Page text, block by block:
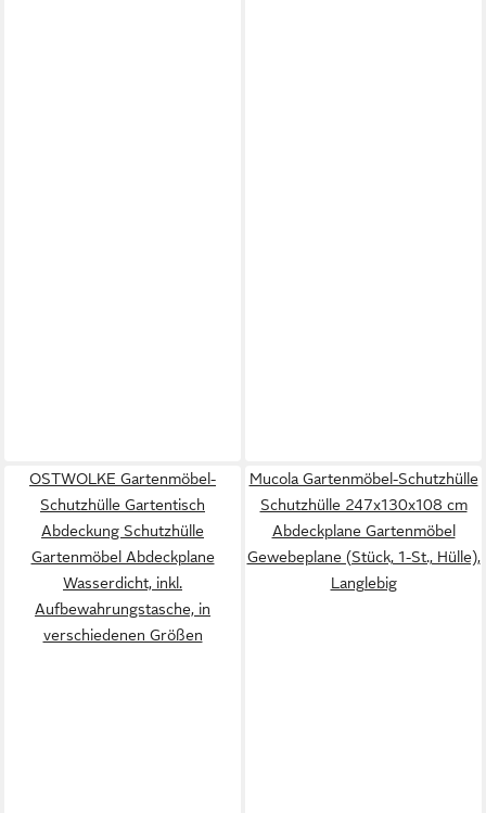
OSTWOLKE Gartenmöbel-
Schutzhülle Gartentisch
Abdeckung Schutzhülle
Gartenmöbel Abdeckplane
Wasserdicht, inkl.
Aufbewahrungstasche, in
verschiedenen Größen
Mucola Gartenmöbel-Schutzhülle
Schutzhülle 247x130x108 cm
Abdeckplane Gartenmöbel
Gewebeplane (Stück, 1-St., Hülle),
Langlebig